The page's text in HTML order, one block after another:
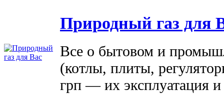
Природный газ для
Все о бытовом и
(котлы, плиты,
грп — их эксплуатация